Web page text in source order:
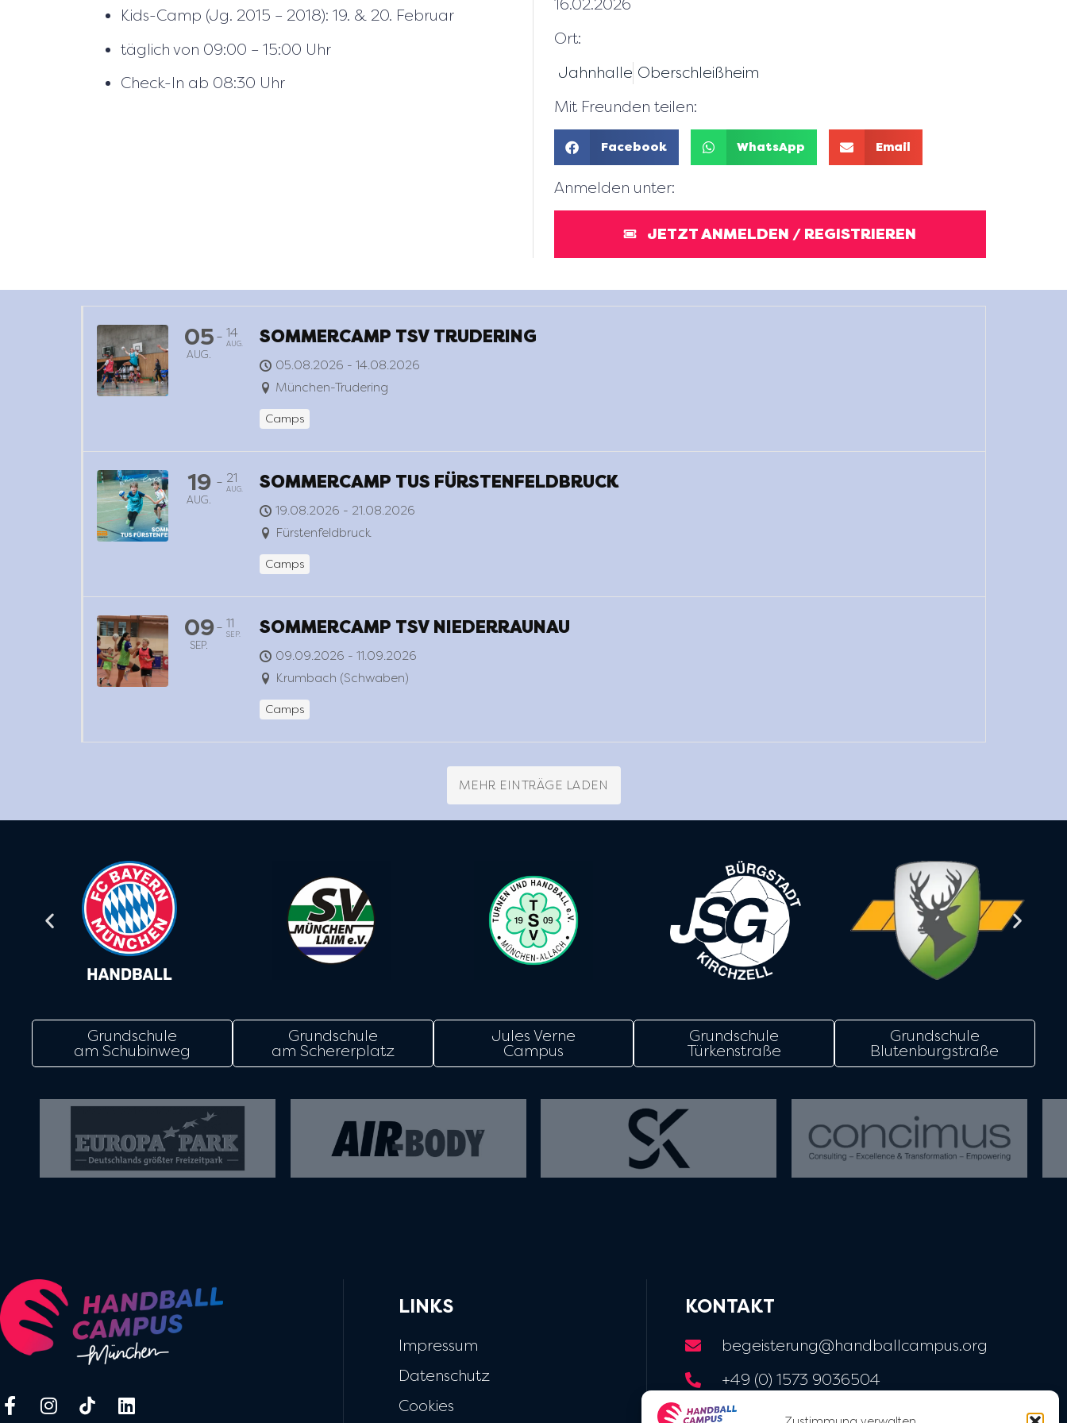
Kids-Camp (Jg. 2015 – 2018): 19. & 20. Februar
täglich von 09:00 – 15:00 Uhr
Check-In ab 08:30 Uhr
16.02.2026
Ort:
Jahnhalle Oberschleißheim
Mit Freunden teilen:
Facebook WhatsApp Email
Anmelden unter:
JETZT ANMELDEN / REGISTRIEREN
05
AUG.
- 14
AUG. SOMMERCAMP TSV TRUDERING
05.08.2026 - 14.08.2026
München-Trudering
Camps
19
AUG.
- 21
AUG. SOMMERCAMP TUS FÜRSTENFELDBRUCK
19.08.2026 - 21.08.2026
Fürstenfeldbruck
Camps
09
SEP.
- 11
SEP. SOMMERCAMP TSV NIEDERRAUNAU
09.09.2026 - 11.09.2026
Krumbach (Schwaben)
Camps
MEHR EINTRÄGE LADEN
Grundschule
am Schubinweg
Grundschule
am Schererplatz
Jules Verne
Campus
Grundschule
Türkenstraße
Grundschule
Blutenburgstraße
LINKS
Impressum
Datenschutz
Cookies
KONTAKT
begeisterung@handballcampus.org
+49 (0) 1573 9036504
Widenmayerstraße 28